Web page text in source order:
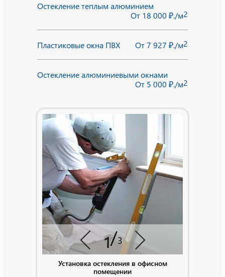
Остекление теплым алюминием
От 18 000 ₽./м2
Пластиковые окна ПВХ От 7 927 ₽./м2
Остекление алюминиевыми окнами
От 5 000 ₽./м2
Установка остекления в офисном
помещении
1/3